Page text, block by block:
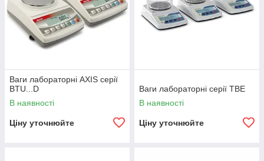
Ваги лабораторні AXIS серії
BTU...D
В наявності
Ціну уточнюйте
Ваги лабораторні серії TBE
В наявності
Ціну уточнюйте